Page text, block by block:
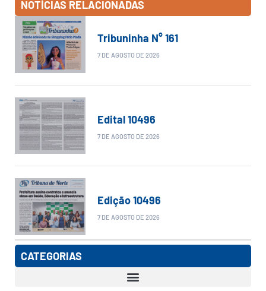
NOTÍCIAS RELACIONADAS
Tribuninha N° 161
7 DE AGOSTO DE 2026
Edital 10496
7 DE AGOSTO DE 2026
Edição 10496
7 DE AGOSTO DE 2026
CATEGORIAS